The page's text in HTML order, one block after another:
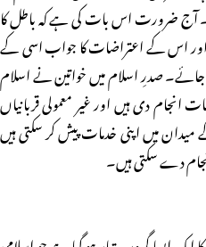
ضرورت اس بات کی ہے کہ باطل کا
اور اس کے اعتراضات کا جواب اسی کے
صدرِ اسلام میں خواتین نے اسلام
دی ہیں اور غیر معمولی قربانیاں
میں اپنی خدمات پیش کر سکتی ہیں
دے سکتی ہیں۔